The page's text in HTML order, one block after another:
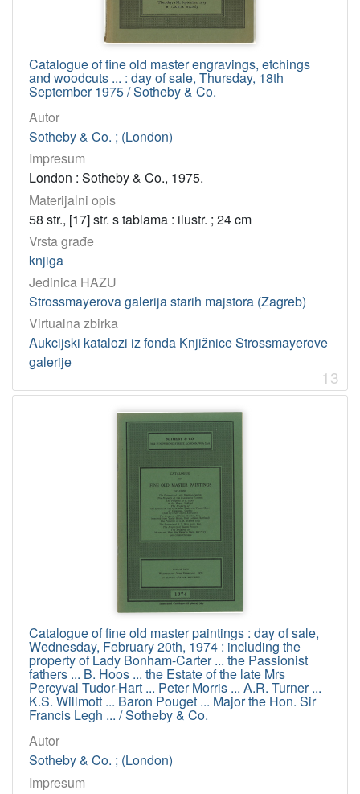
Catalogue of fine old master engravings, etchings
and woodcuts ... : day of sale, Thursday, 18th
September 1975 / Sotheby & Co.
Autor
Sotheby & Co. ; (London)
Impresum
London : Sotheby & Co., 1975.
Materijalni opis
58 str., [17] str. s tablama : ilustr. ; 24 cm
Vrsta građe
knjiga
Jedinica HAZU
Strossmayerova galerija starih majstora (Zagreb)
Virtualna zbirka
Aukcijski katalozi iz fonda Knjižnice Strossmayerove
galerije
13
Catalogue of fine old master paintings : day of sale,
Wednesday, February 20th, 1974 : including the
property of Lady Bonham-Carter ... the Passionist
fathers ... B. Hoos ... the Estate of the late Mrs
Percyval Tudor-Hart ... Peter Morris ... A.R. Turner ...
K.S. Willmott ... Baron Pouget ... Major the Hon. Sir
Francis Legh ... / Sotheby & Co.
Autor
Sotheby & Co. ; (London)
Impresum